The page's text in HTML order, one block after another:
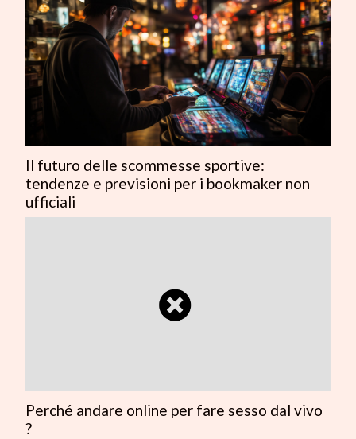
Il futuro delle scommesse sportive:
tendenze e previsioni per i bookmaker non
ufficiali
Perché andare online per fare sesso dal vivo
?